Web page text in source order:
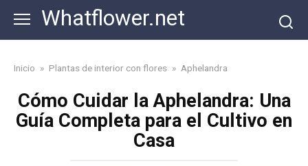
content
Whatflower.net
Inicio » Plantas de interior con flores » Aphelandra
Cómo Cuidar la Aphelandra: Una
Guía Completa para el Cultivo en
Casa